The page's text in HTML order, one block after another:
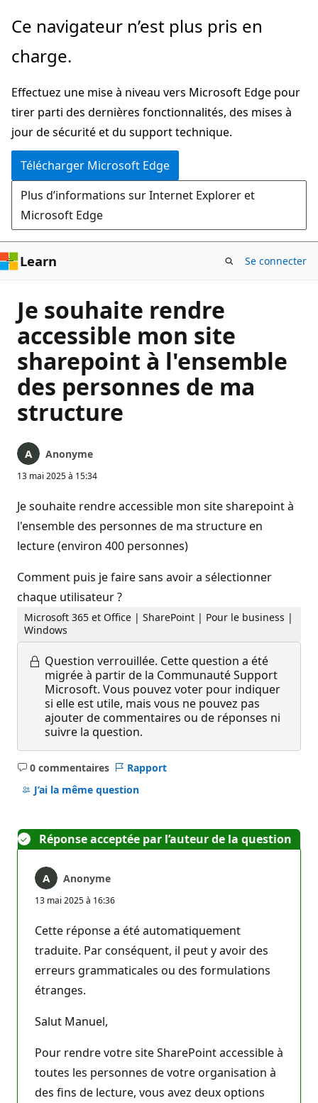
Passer
directement
au
principal
Ce navigateur n’est plus pris en
charge.
Effectuez une mise à niveau vers Microsoft Edge pour
tirer parti des dernières fonctionnalités, des mises à
jour de sécurité et du support technique.
Télécharger Microsoft Edge
Plus d’informations sur Internet Explorer et
Microsoft Edge
Learn Se connecter
Je souhaite rendre
accessible mon site
sharepoint à l'ensemble
des personnes de ma
structure
Anonyme
13 mai 2025 à 15:34
Je souhaite rendre accessible mon site sharepoint à
l'ensemble des personnes de ma structure en
lecture (environ 400 personnes)
Comment puis je faire sans avoir a sélectionner
chaque utilisateur ?
Microsoft 365 et Office | SharePoint | Pour le business |
Windows
Question verrouillée. Cette question a été
migrée à partir de la Communauté Support
Microsoft. Vous pouvez voter pour indiquer
si elle est utile, mais vous ne pouvez pas
ajouter de commentaires ou de réponses ni
suivre la question.
0 commentaires
Aucun
commentaire
Rapport
J’ai la même question
Réponse acceptée par l’auteur de la question
Anonyme
13 mai 2025 à 16:36
Cette réponse a été automatiquement
traduite. Par conséquent, il peut y avoir des
erreurs grammaticales ou des formulations
étranges.
Salut Manuel,
Pour rendre votre site SharePoint accessible à
toutes les personnes de votre organisation à
des fins de lecture, vous avez deux options